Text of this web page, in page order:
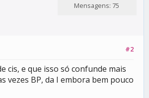
Mensagens: 75
#2
cis, e que isso só confunde mais
vezes BP, da I embora bem pouco